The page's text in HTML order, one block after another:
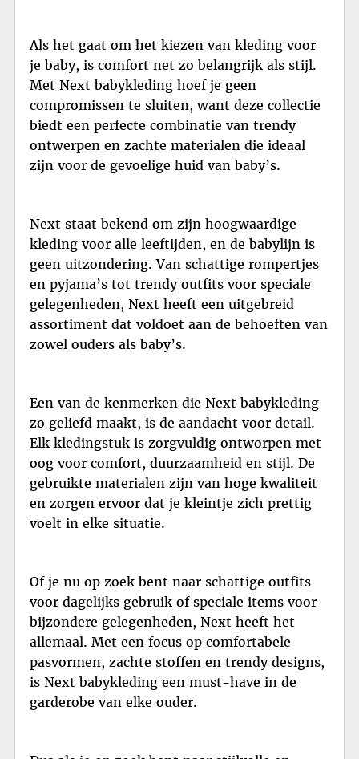
Als het gaat om het kiezen van kleding voor
je baby, is comfort net zo belangrijk als stijl.
Met Next babykleding hoef je geen
compromissen te sluiten, want deze collectie
biedt een perfecte combinatie van trendy
ontwerpen en zachte materialen die ideaal
zijn voor de gevoelige huid van baby’s.
Next staat bekend om zijn hoogwaardige
kleding voor alle leeftijden, en de babylijn is
geen uitzondering. Van schattige rompertjes
en pyjama’s tot trendy outfits voor speciale
gelegenheden, Next heeft een uitgebreid
assortiment dat voldoet aan de behoeften van
zowel ouders als baby’s.
Een van de kenmerken die Next babykleding
zo geliefd maakt, is de aandacht voor detail.
Elk kledingstuk is zorgvuldig ontworpen met
oog voor comfort, duurzaamheid en stijl. De
gebruikte materialen zijn van hoge kwaliteit
en zorgen ervoor dat je kleintje zich prettig
voelt in elke situatie.
Of je nu op zoek bent naar schattige outfits
voor dagelijks gebruik of speciale items voor
bijzondere gelegenheden, Next heeft het
allemaal. Met een focus op comfortabele
pasvormen, zachte stoffen en trendy designs,
is Next babykleding een must-have in de
garderobe van elke ouder.